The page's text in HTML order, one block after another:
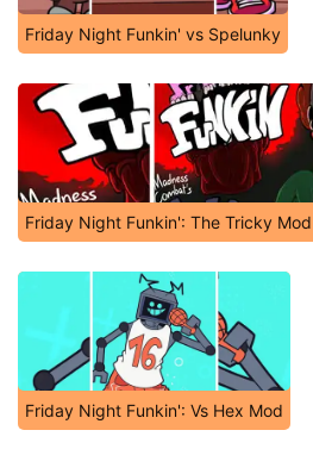
Friday Night Funkin' vs Spelunky
Friday Night Funkin': The Tricky Mod
Friday Night Funkin': Vs Hex Mod